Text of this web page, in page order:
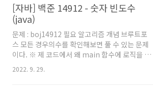
참고해주세요. 백준을 자바로 풀어보려고 시작하
시는 분이나, 백준에서 자바로 풀 때의 팁을 원하
시는 분들도 보시는걸 추천드립니다. 풀이 8단의
5개 항의 값은 8, 16, 24, 32, 40 이다. 이걸 전부
뒤집으면 8, 61, 42, 23, 4 이다.이 중 가장 큰 값
은 61이므로 61을 출력해주면 답이 된다. 즉, N
과 K를 입력으로 받아서 기본..
[자바] 백준 14912 - 숫자 빈도수
(java)
문제 : boj14912 필요 알고리즘 개념 브루트포
스 모든 경우의수를 확인해보면 풀 수 있는 문제
이다. ※ 제 코드에서 왜 main 함수에 로직을 직
BufferedReader를 사용했는지 등에 대해서는
2022. 9. 29.